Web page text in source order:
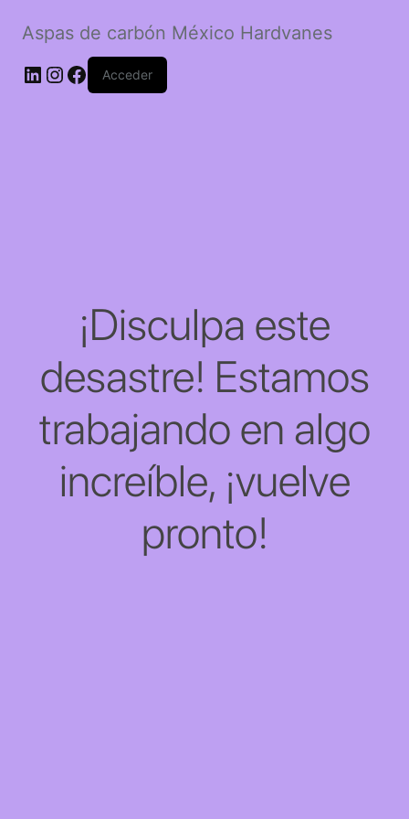
Aspas de carbón México Hardvanes
LinkedIn
Instagram
Facebook
Acceder
¡Disculpa este
desastre! Estamos
trabajando en algo
increíble, ¡vuelve
pronto!